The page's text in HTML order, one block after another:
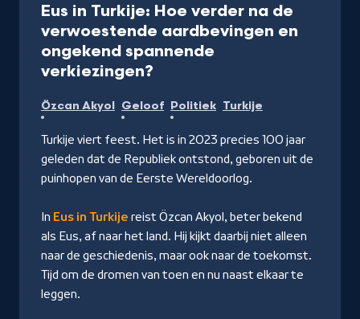
Eus in Turkije: Hoe verder na de
verwoestende aardbevingen en
ongekend spannende
verkiezingen?
op
NPO
Start
Özcan Akyol Geloof Politiek Turkije
Turkije viert feest. Het is in 2023 precies 100 jaar
geleden dat de Republiek ontstond, geboren uit de
puinhopen van de Eerste Wereldoorlog.
In Eus in Turkije reist Özcan Akyol, beter bekend
als Eus, af naar het land. Hij kijkt daarbij niet alleen
naar de geschiedenis, maar ook naar de toekomst.
Tijd om de dromen van toen en nu naast elkaar te
leggen.